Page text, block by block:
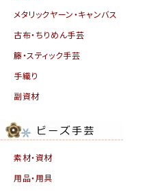
メタリックヤーン・キャンバス
古布・ちりめん手芸
籐・スティック手芸
手織り
副資材
素材・資材
用品・用具